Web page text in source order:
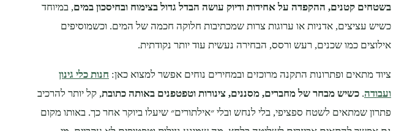
בשטחים קטנים, ההקפדה על אחידות ודיוק עושה הבדל גדול בצימוח ובחיסכון במים, במיוחד
כשיש עציצים, אדניות או ערוגות צרות שמכתיבות חלוקה חכמה של המים. וכשמוסיפים
אילוצים כמו שכנים, רעש ורסס, הבחירה נעשית עוד יותר נקודתית.
ציוד מתאים ופתרונות התקנה מרוכזים ובמחירים נוחים אפשר למצוא כאן: חנות כלי גינון
ועבודה. כשיש מבחר של מחברים, מסננים, צינורות וטפטפנים באותה כתובת, קל יותר להרכיב
פתרון שמתאים לשטח ספציפי, בלי לנחש ובלי ״אילתורים״ שיעלו ביוקר אחר כך. באותו מקום